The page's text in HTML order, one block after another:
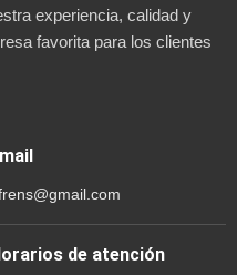
experiencia, calidad y
favorita para los clientes
de atención